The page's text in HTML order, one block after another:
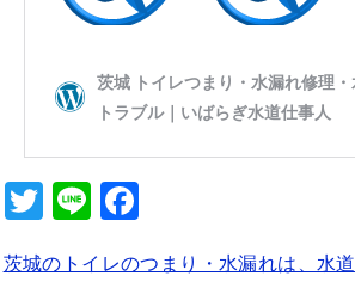
T
tt
Li
e c
茨城のトイレのつまり・水漏れは、水